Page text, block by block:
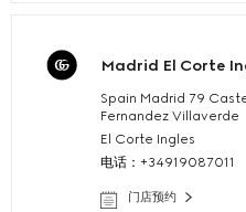
Madrid El Corte
Spain Madrid 79
Fernandez Villaverde
El Corte Ingles
电话：+34919087011
门店预约